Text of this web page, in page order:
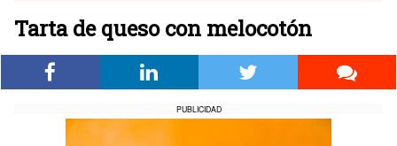
Tarta de queso con melocotón
PUBLICIDAD